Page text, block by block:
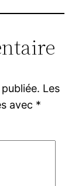
Les
avec *